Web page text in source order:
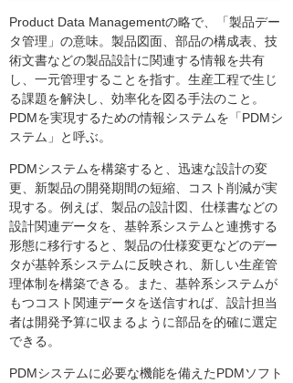
Product Data Managementの略で、「製品デー
タ管理」の意味。製品図面、部品の構成表、技
術文書などの製品設計に関連する情報を共有
し、一元管理することを指す。生産工程で生じ
る課題を解決し、効率化を図る手法のこと。
PDMを実現するための情報システムを「PDMシ
ステム」と呼ぶ。
PDMシステムを構築すると、迅速な設計の変
更、新製品の開発期間の短縮、コスト削減が実
現する。例えば、製品の設計図、仕様書などの
設計関連データを、基幹系システムと連携する
形態に移行すると、製品の仕様変更などのデー
タが基幹系システムに反映され、新しい生産管
理体制を構築できる。また、基幹系システムが
もつコスト関連データを送信すれば、設計担当
者は開発予算に収まるように部品を的確に選定
できる。
PDMシステムに必要な機能を備えたPDMソフト